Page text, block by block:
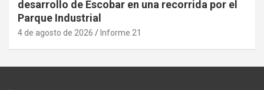
desarrollo de Escobar en una recorrida por el
Parque Industrial
4 de agosto de 2026 Informe 21